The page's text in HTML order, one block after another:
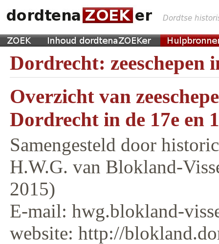
Dordrecht: zeeschepen
Overzicht van
Dordrecht in de 17e en
Samengesteld door
H.W.G. van Blokland-
2015)
E-mail: hwg.blokland-
website: http://